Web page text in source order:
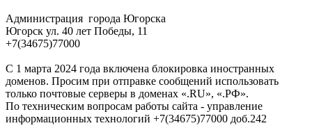
Администрация города Югорска
Югорск ул. 40 лет Победы, 11
+7(34675)77000
С 1 марта 2024 года включена блокировка иностранных
доменов. Просим при отправке сообщений использовать
только почтовые серверы в доменах «.RU», «.РФ».
По техническим вопросам работы сайта - управление
информационных технологий +7(34675)77000 доб.242